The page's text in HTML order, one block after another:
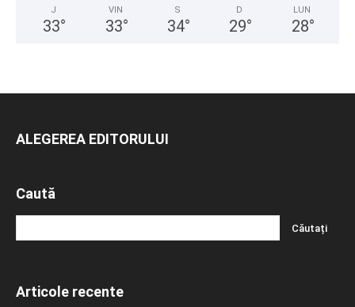
J
33°
VIN
33°
S
34°
D
29°
LUN
28°
ALEGEREA EDITORULUI
Caută
Articole recente